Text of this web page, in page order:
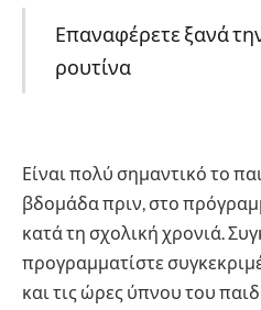
Επαναφέρετε ξανά
ρουτίνα
Είναι πολύ σημαντικό το
βδομάδα πριν, στο
κατά τη σχολική χρονιά.
προγραμματίστε
και τις ώρες ύπνου του